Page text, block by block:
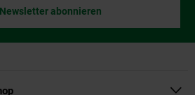
abonnieren